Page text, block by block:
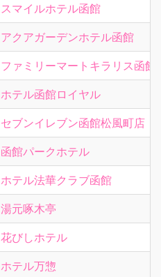
スマイルホテル函館
アクアガーデンホテル函館
ファミリーマートキラリス函館
ホテル函館ロイヤル
セブンイレブン函館松風町店
函館パークホテル
ホテル法華クラブ函館
湯元啄木亭
花びしホテル
ホテル万惣